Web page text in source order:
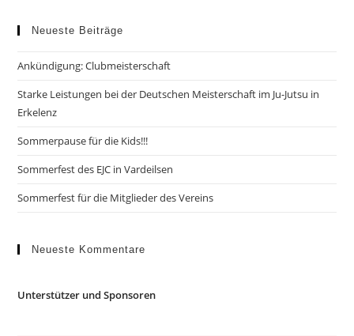
Neueste Beiträge
Ankündigung: Clubmeisterschaft
Starke Leistungen bei der Deutschen Meisterschaft im Ju-Jutsu in
Erkelenz
Sommerpause für die Kids!!!
Sommerfest des EJC in Vardeilsen
Sommerfest für die Mitglieder des Vereins
Neueste Kommentare
Unterstützer und Sponsoren